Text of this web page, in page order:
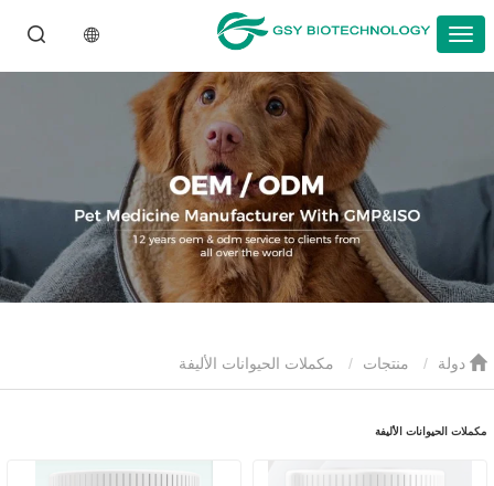
منتجات
مكملات الحيوانات الأليفة